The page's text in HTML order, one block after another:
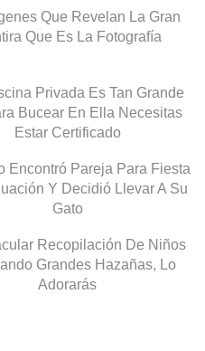
Que Revelan La Gran
Que Es La Fotografía
Privada Es Tan Grande
Bucear En Ella Necesitas
Estar Certificado
Encontró Pareja Para Fiesta
Y Decidió Llevar A Su
Gato
Recopilación De Niños
Grandes Hazañas, Lo
Adorarás